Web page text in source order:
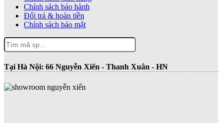
Chính sách bảo hành
Đổi trả & hoàn tiền
Chính sách bảo mật
Tại Hà Nội: 66 Nguyễn Xiển - Thanh Xuân - HN